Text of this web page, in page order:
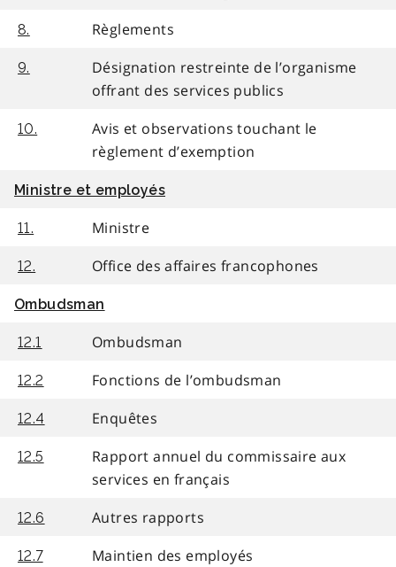
8. Règlements
9.
Désignation restreinte de l’organisme
offrant des services publics
10.
Avis et observations touchant le
règlement d’exemption
Ministre et employés
11. Ministre
12. Office des affaires francophones
Ombudsman
12.1 Ombudsman
12.2 Fonctions de l’ombudsman
12.4 Enquêtes
12.5
Rapport annuel du commissaire aux
services en français
12.6 Autres rapports
12.7 Maintien des employés